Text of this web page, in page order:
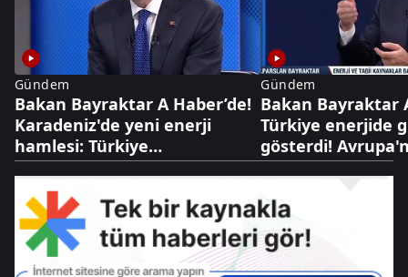
Gündem
Bakan Bayraktar A Haber’de!
Karadeniz'de yeni enerji
hamlesi: Türkiye
Bulgaristan'da sahaya iniyor
Gündem
Bakan Bayraktar
Türkiye enerjide
gösterdi!
Türk gazında